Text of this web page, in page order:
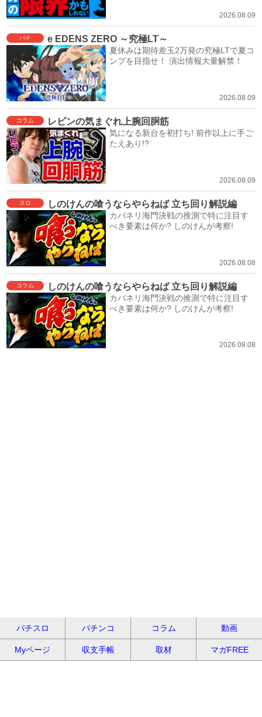
2026.08.09
パチ e EDENS ZERO ～究極LT～
夏休みは期待差玉2万発の究極LTで夏コ
ンプを目指せ！ 演出情報大量解禁！
2026.08.09
コラム レビンの気まぐれ上腕回胴筋
気になる新台を初打ち! 前作以上に手ご
たえあり!?
2026.08.09
スロ しのけんの喰うならやらねば 立ち回り解説編
カバネリ海門決戦の推測で特に注目す
べき要素は何か? しのけんが考察!
2026.08.08
コラム しのけんの喰うならやらねば 立ち回り解説編
カバネリ海門決戦の推測で特に注目す
べき要素は何か? しのけんが考察!
2026.08.08
パチスロ パチンコ コラム 動画
Myページ 収支手帳 取材 マガFREE